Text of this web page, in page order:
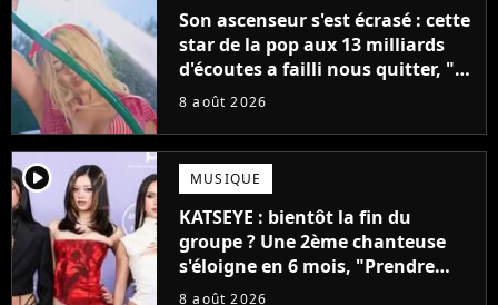
Son ascenseur s'est écrasé : cette
star de la pop aux 13 milliards
d'écoutes a failli nous quitter, "Je
pensais ne plus jamais chanter"
8 août 2026
player2 MUSIQUE
KATSEYE : bientôt la fin du
groupe ? Une 2ème chanteuse
s'éloigne en 6 mois, "Prendre
cette décision n’a pas été facile"
8 août 2026